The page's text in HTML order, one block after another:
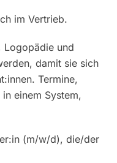
im Vertrieb.
Logopädie und
damit sie sich
Termine,
einem System,
(m/w/d), die/der